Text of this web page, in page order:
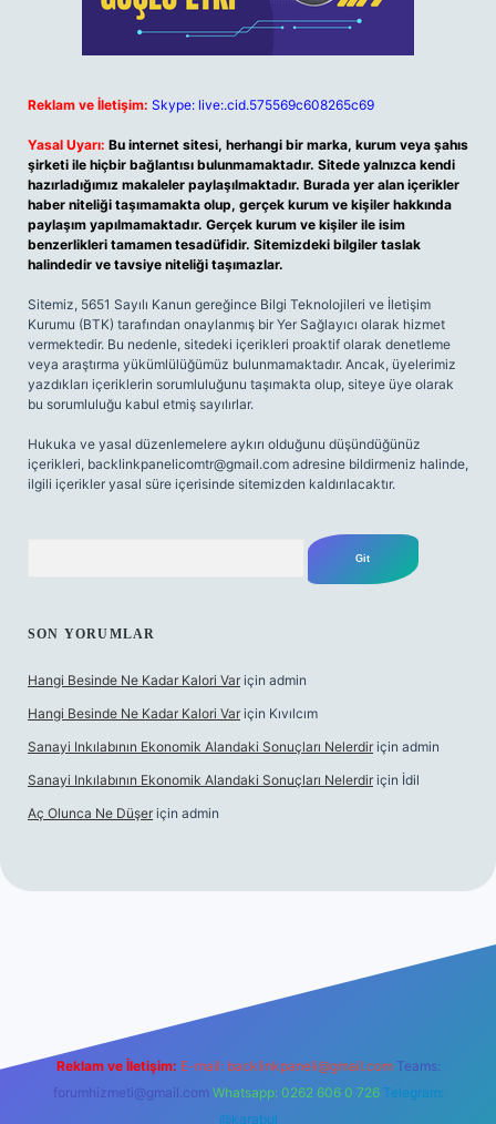
Reklam ve İletişim: Skype: live:.cid.575569c608265c69
Yasal Uyarı: Bu internet sitesi, herhangi bir marka, kurum veya şahıs
şirketi ile hiçbir bağlantısı bulunmamaktadır. Sitede yalnızca kendi
hazırladığımız makaleler paylaşılmaktadır. Burada yer alan içerikler
haber niteliği taşımamakta olup, gerçek kurum ve kişiler hakkında
paylaşım yapılmamaktadır. Gerçek kurum ve kişiler ile isim
benzerlikleri tamamen tesadüfidir. Sitemizdeki bilgiler taslak
halindedir ve tavsiye niteliği taşımazlar.
Sitemiz, 5651 Sayılı Kanun gereğince Bilgi Teknolojileri ve İletişim
Kurumu (BTK) tarafından onaylanmış bir Yer Sağlayıcı olarak hizmet
vermektedir. Bu nedenle, sitedeki içerikleri proaktif olarak denetleme
veya araştırma yükümlülüğümüz bulunmamaktadır. Ancak, üyelerimiz
yazdıkları içeriklerin sorumluluğunu taşımakta olup, siteye üye olarak
bu sorumluluğu kabul etmiş sayılırlar.
Hukuka ve yasal düzenlemelere aykırı olduğunu düşündüğünüz
içerikleri, backlinkpanelicomtr@gmail.com adresine bildirmeniz halinde,
ilgili içerikler yasal süre içerisinde sitemizden kaldırılacaktır.
SON YORUMLAR
Hangi Besinde Ne Kadar Kalori Var için admin
Hangi Besinde Ne Kadar Kalori Var için Kıvılcım
Sanayi Inkılabının Ekonomik Alandaki Sonuçları Nelerdir için admin
Sanayi Inkılabının Ekonomik Alandaki Sonuçları Nelerdir için İdil
Aç Olunca Ne Düşer için admin
Reklam ve İletişim: E-mail: backlinkpaneli@gmail.com Teams:
forumhizmeti@gmail.com Whatsapp: 0262 606 0 726 Telegram:
@karabul